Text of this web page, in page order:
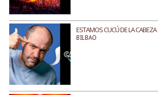
ESTAMOS CUCÚ DE LA CABEZA
BILBAO